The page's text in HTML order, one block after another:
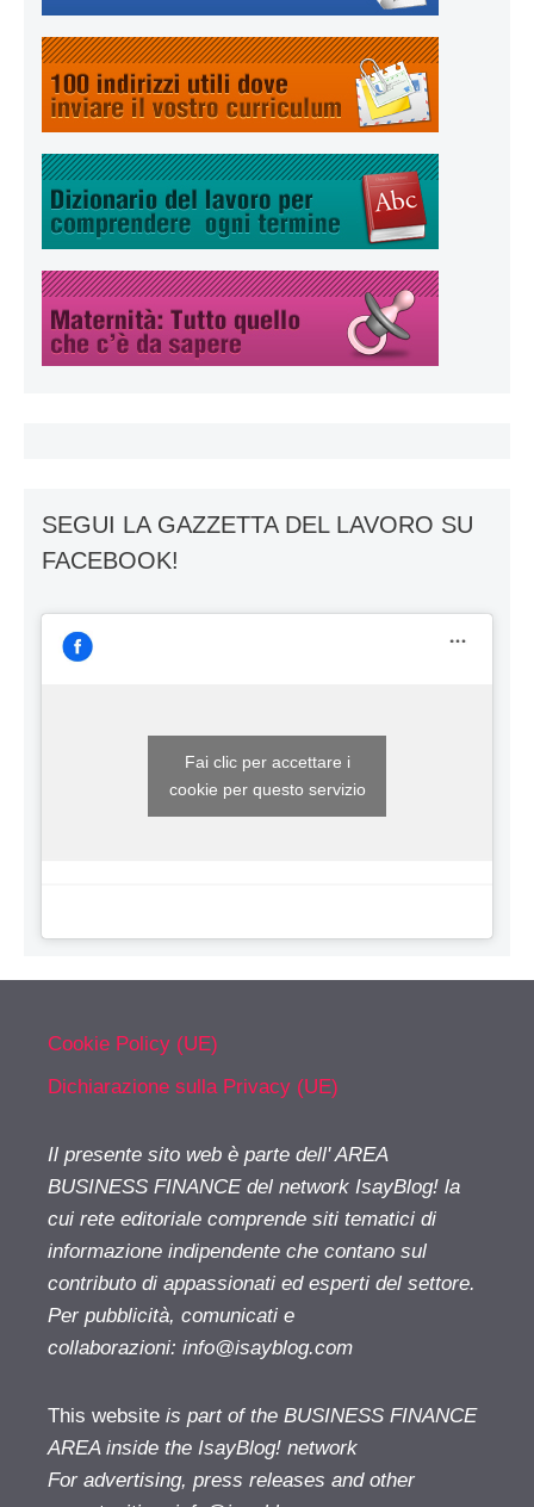
SEGUI LA GAZZETTA DEL LAVORO SU
FACEBOOK!
Fai clic per accettare i
cookie per questo servizio
Cookie Policy (UE)
Dichiarazione sulla Privacy (UE)
Il presente sito web è parte dell' AREA
BUSINESS FINANCE del network IsayBlog! la
cui rete editoriale comprende siti tematici di
informazione indipendente che contano sul
contributo di appassionati ed esperti del settore.
Per pubblicità, comunicati e
collaborazioni: info@isayblog.com
This website is part of the BUSINESS FINANCE
AREA inside the IsayBlog! network
For advertising, press releases and other